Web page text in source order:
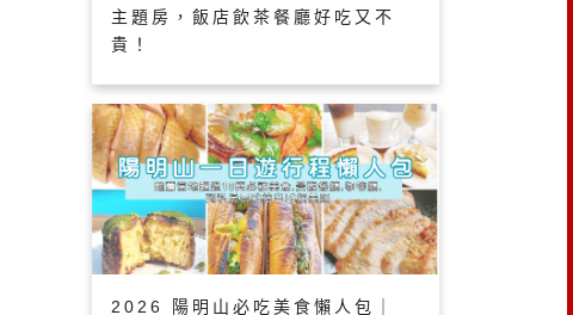
主題房，飯店飲茶餐廳好吃又不
貴！
2026 陽明山必吃美食懶人包｜